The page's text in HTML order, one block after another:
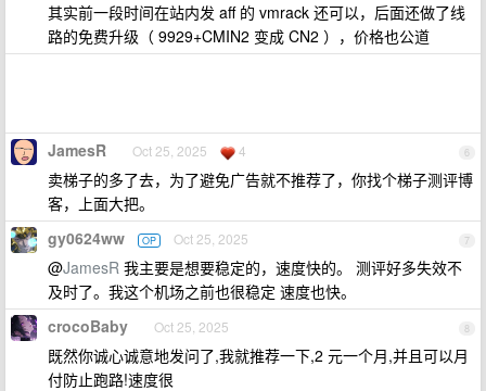
其实前一段时间在站内发 aff 的 vmrack 还可以，后面还做了线
路的免费升级（ 9929+CMIN2 变成 CN2 ），价格也公道
6
JamesR Oct 25, 2025 4
卖梯子的多了去，为了避免广告就不推荐了，你找个梯子测评博
客，上面大把。
7
gy0624ww OP Oct 25, 2025
@JamesR 我主要是想要稳定的，速度快的。 测评好多失效不
及时了。我这个机场之前也很稳定 速度也快。
8
crocoBaby Oct 25, 2025
既然你诚心诚意地发问了,我就推荐一下,2 元一个月,并且可以月
付防止跑路!速度很